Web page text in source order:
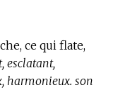
ce qui flate,
esclatant,
harmonieux. son